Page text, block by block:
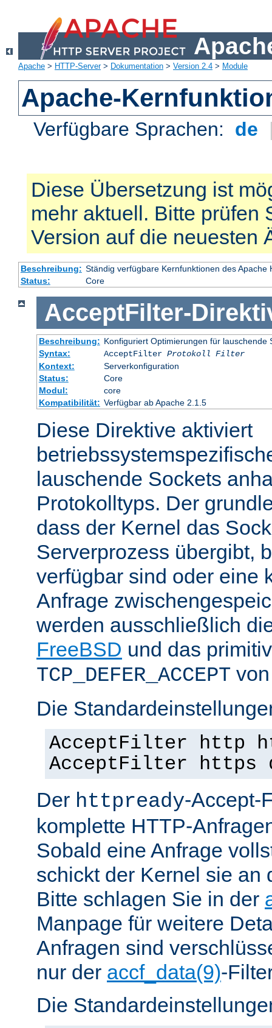
Apache > HTTP-Server> Dokumentation > Version 2.4 > Module
Apache-
Verfügbare Sprachen: de
Diese Übersetzung ist
mehr aktuell. Bitte prüfen
Version auf die neuesten
Beschreibung: Ständig verfügbare Kernfunktionen des Apache
Status:
Core
AcceptFilter-
Beschreibung: Konfiguriert Optimierungen für lauschende
Syntax:
AcceptFilter Protokoll Filter
Kontext:
Serverkonfiguration
Status:
Core
Modul:
core
Kompatibilität: Verfügbar ab Apache 2.1.5
Diese Direktive aktiviert
lauschende Sockets
Protokolltyps. Der
dass der Kernel das
Serverprozess übergibt,
verfügbar sind oder eine
Anfrage
werden ausschließlich
FreeBSD und das
TCP_DEFER_ACCEPT
Die
AcceptFilter http
AcceptFilter https
Der httpready-Accept-
komplette HTTP-
Sobald eine Anfrage
schickt der Kernel sie an
Bitte schlagen Sie in der
Manpage für weitere
Anfragen sind
nur der accf_data(9)-
Die